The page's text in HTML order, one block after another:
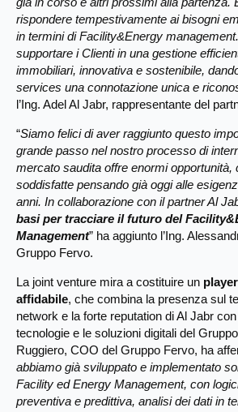
rispondere tempestivamente ai bisogni
in termini di Facility&Energy
supportare i Clienti in una gestione
immobiliari, innovativa e sostenibile,
services una connotazione unica e
l’Ing. Adel Al Jabr, rappresentante del
“Siamo felici di aver raggiunto questo
grande passo nel nostro processo di
mercato saudita offre enormi opportunità,
soddisfatte pensando già oggi alle
anni. In collaborazione con il partner Al
basi per tracciare il futuro del
Management” ha aggiunto l’Ing.
Gruppo Fervo.
La joint venture mira a costituire un
affidabile, che combina la presenza sul
network e la forte reputation di Al Jabr
tecnologie e le soluzioni digitali del
Ruggiero, COO del Gruppo Fervo, ha
abbiamo già sviluppato e implementato
Facility ed Energy Management, con
preventiva e predittiva, analisi dei dati in